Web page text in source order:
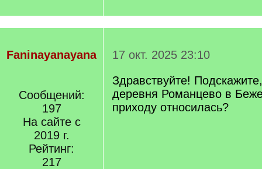
Faninayanayana
Сообщений:
197
На сайте с
2019 г.
Рейтинг:
217
17 окт. 2025 23:10
Здравствуйте!
деревня Романцево в
приходу относилась?